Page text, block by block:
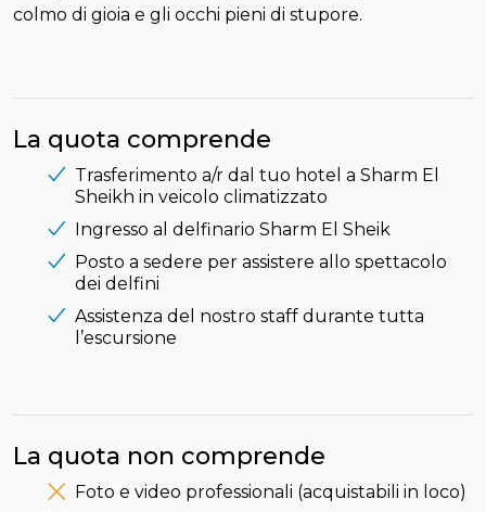
colmo di gioia e gli occhi pieni di stupore.
La quota comprende
Trasferimento a/r dal tuo hotel a Sharm El
Sheikh in veicolo climatizzato
Ingresso al delfinario Sharm El Sheik
Posto a sedere per assistere allo spettacolo
dei delfini
Assistenza del nostro staff durante tutta
l’escursione
La quota non comprende
Foto e video professionali (acquistabili in loco)